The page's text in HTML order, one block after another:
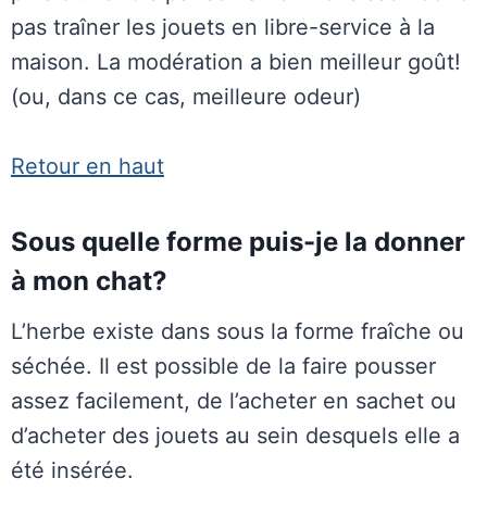
pas traîner les jouets en libre-service à la
maison. La modération a bien meilleur goût!
(ou, dans ce cas, meilleure odeur)
Retour en haut
Sous quelle forme puis-je la donner
à mon chat?
L’herbe existe dans sous la forme fraîche ou
séchée. Il est possible de la faire pousser
assez facilement, de l’acheter en sachet ou
d’acheter des jouets au sein desquels elle a
été insérée.